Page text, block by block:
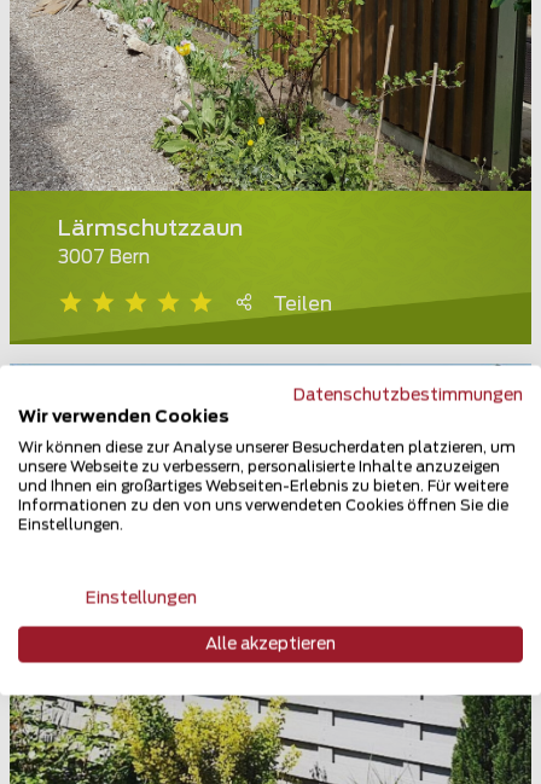
Lärmschutzzaun
3007 Bern
Teilen
Datenschutzbestimmungen
Wir verwenden Cookies
Wir können diese zur Analyse unserer Besucherdaten platzieren, um
unsere Webseite zu verbessern, personalisierte Inhalte anzuzeigen
und Ihnen ein großartiges Webseiten-Erlebnis zu bieten. Für weitere
Informationen zu den von uns verwendeten Cookies öffnen Sie die
Einstellungen.
Einstellungen
Alle akzeptieren